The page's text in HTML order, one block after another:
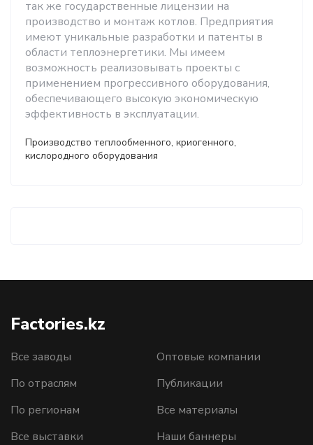
так же государственные лицензии на
производство и монтаж котлов. Предприятия
имеют уникальные разработки и патенты в
области теплоэнергетики. Мы имеем
возможность реализовывать проекты с
применением прогрессивного оборудования,
обеспечивающего высокую экономическую
эффективность в эксплуатации.
Производство теплообменного, криогенного,
кислородного оборудования
Factories.kz
Все заводы
По отраслям
По регионам
Все выставки
Оптовые компании
Публикации
Все материалы
Наши баннеры